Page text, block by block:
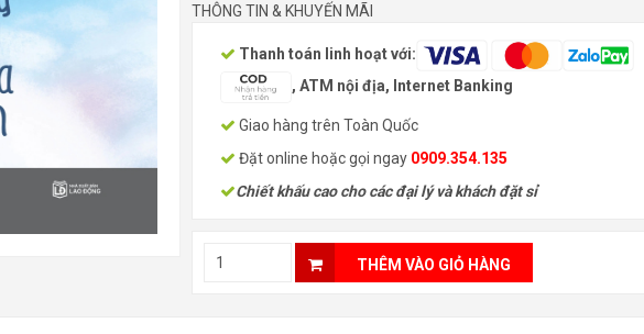
THÔNG TIN & KHUYẾN MÃI
Thanh toán linh hoạt với:
, ATM nội địa, Internet Banking
Giao hàng trên Toàn Quốc
Đặt online hoặc gọi ngay 0909.354.135
Chiết khấu cao cho các đại lý và khách đặt sỉ
THÊM VÀO GIỎ HÀNG